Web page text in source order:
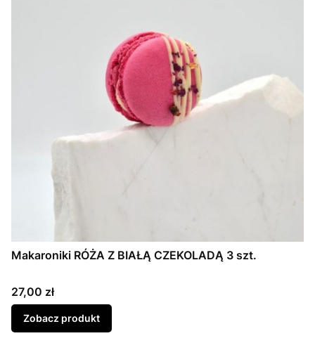
Makaroniki RÓŻA Z BIAŁĄ CZEKOLADĄ 3 szt.
Cena
27,00 zł
Zobacz produkt